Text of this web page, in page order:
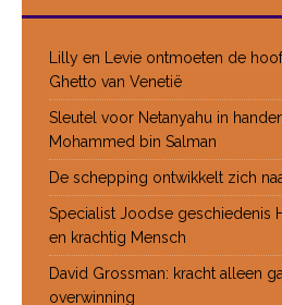
Lilly en Levie ontmoeten de
Ghetto van Venetië
Sleutel voor Netanyahu in
Mohammed bin Salman
De schepping ontwikkelt zich
Specialist Joodse geschiedenis
en krachtig Mensch
David Grossman: kracht alleen
overwinning